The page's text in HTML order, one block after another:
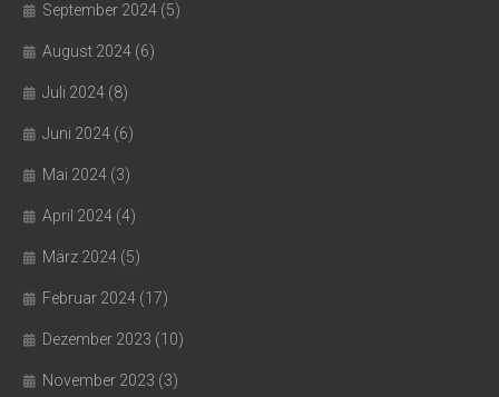
September 2024 (5)
August 2024 (6)
Juli 2024 (8)
Juni 2024 (6)
Mai 2024 (3)
April 2024 (4)
März 2024 (5)
Februar 2024 (17)
Dezember 2023 (10)
November 2023 (3)